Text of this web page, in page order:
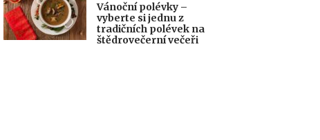
Vánoční polévky –
vyberte si jednu z
tradičních polévek na
štědrovečerní večeři